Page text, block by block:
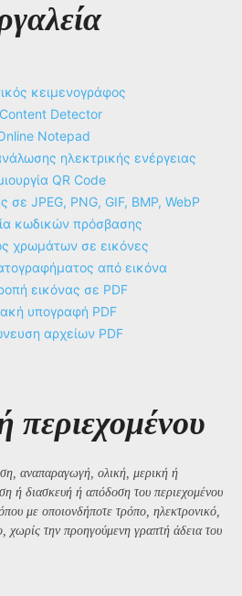
κειμενογράφος
Detector
Notepad
ηλεκτρικής ενέργειας
QR Code
σε JPEG, PNG, GIF, BMP, WebP
κωδικών πρόσβασης
χρωμάτων σε εικόνες
από εικόνα
εικόνας σε PDF
υπογραφή PDF
αρχείων PDF
περιεχομένου
αναπαραγωγή, ολική, μερική ή
ή διασκευή ή απόδοση του περιεχομένου
με οποιονδήποτε τρόπο, ηλεκτρονικό,
χωρίς την προηγούμενη γραπτή άδεια του